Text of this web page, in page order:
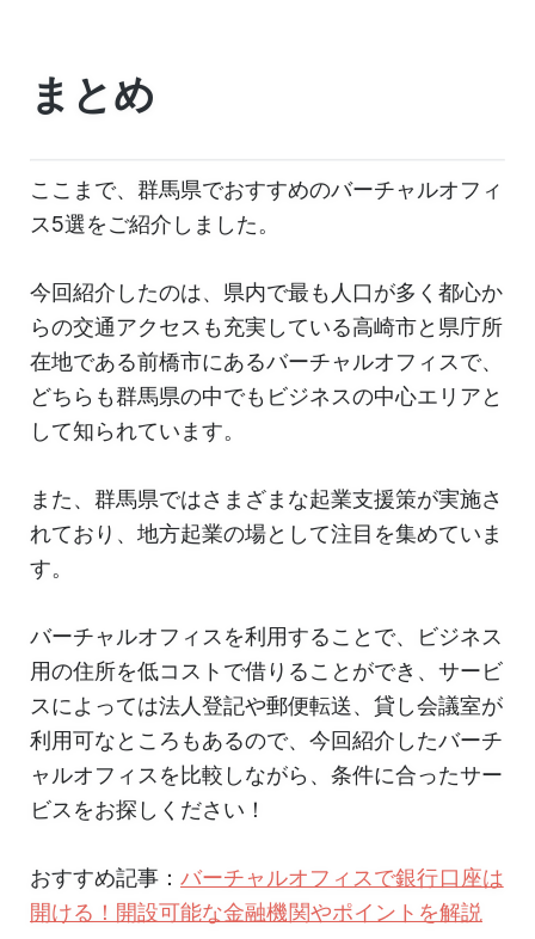
まとめ
ここまで、群馬県でおすすめのバーチャルオフィ
ス5選をご紹介しました。
今回紹介したのは、県内で最も人口が多く都心か
らの交通アクセスも充実している高崎市と県庁所
在地である前橋市にあるバーチャルオフィスで、
どちらも群馬県の中でもビジネスの中心エリアと
して知られています。
また、群馬県ではさまざまな起業支援策が実施さ
れており、地方起業の場として注目を集めていま
す。
バーチャルオフィスを利用することで、ビジネス
用の住所を低コストで借りることができ、サービ
スによっては法人登記や郵便転送、貸し会議室が
利用可なところもあるので、今回紹介したバーチ
ャルオフィスを比較しながら、条件に合ったサー
ビスをお探しください！
おすすめ記事： バーチャルオフィスで銀行口座は
開ける！開設可能な金融機関やポイントを解説